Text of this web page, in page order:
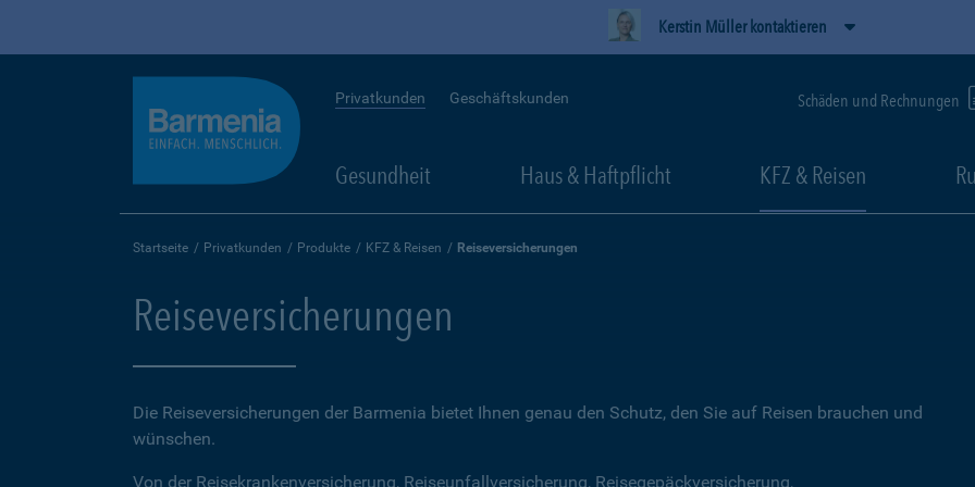
Kerstin Müller kontaktieren
Privatkunden Geschäftskunden Schäden und Rechnungen
Gesundheit Haus & Haftpflicht KFZ & Reisen
Startseite Privatkunden Produkte KFZ & Reisen Reiseversicherungen
Reiseversicherungen
Die Reiseversicherungen der Barmenia bietet Ihnen genau den Schutz, den Sie auf Reisen brauchen und
wünschen.
Von der Reisekrankenversicherung, Reiseunfallversicherung, Reisegepäckversicherung,